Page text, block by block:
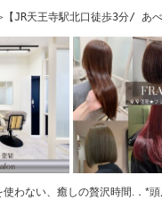
JR天王寺駅北口徒歩3分/ あ
使わない、癒しの贅沢時間.．*